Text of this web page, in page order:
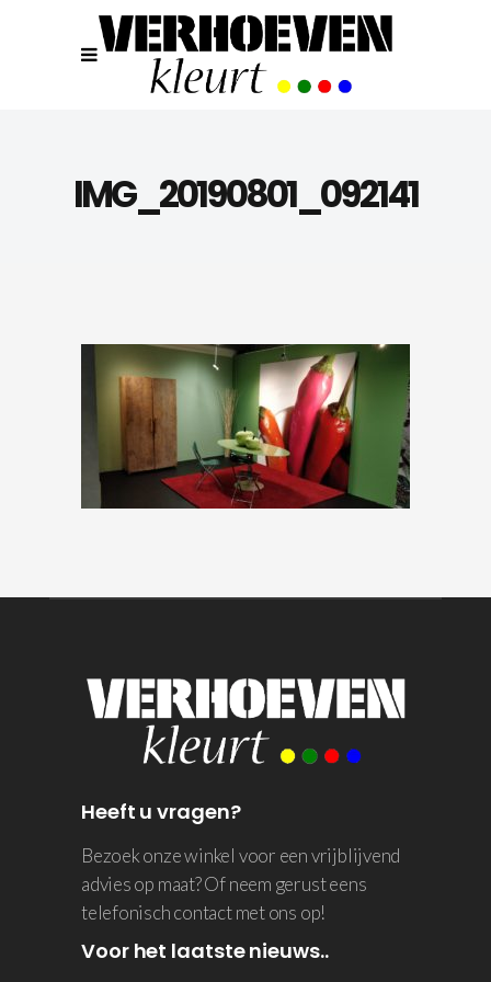
IMG_20190801_092141
Heeft u vragen?
Bezoek onze winkel voor een vrijblijvend
advies op maat? Of neem gerust eens
telefonisch contact met ons op!
Voor het laatste nieuws..